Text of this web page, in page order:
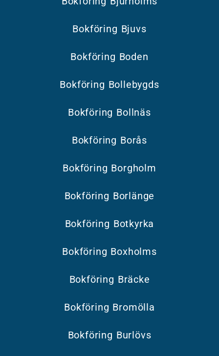
Bokföring Bjuvs
Bokföring Boden
Bokföring Bollebygds
Bokföring Bollnäs
Bokföring Borås
Bokföring Borgholm
Bokföring Borlänge
Bokföring Botkyrka
Bokföring Boxholms
Bokföring Bräcke
Bokföring Bromölla
Bokföring Burlövs